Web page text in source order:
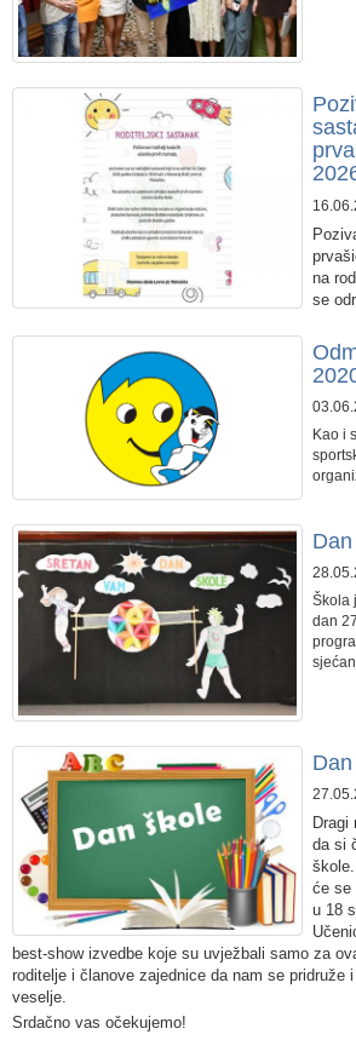
na
se
Kao i
Škola
dan
Dragi
da si
će se
u 18
best-show izvedbe koje su uvježbali samo za
roditelje i članove zajednice da nam se pridruže
veselje.
Srdačno vas očekujemo!